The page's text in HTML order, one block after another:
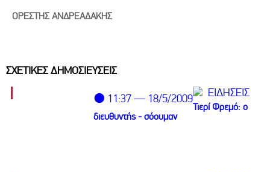
ΟΡΕΣΤΗΣ ΑΝΔΡΕΑΔΑΚΗΣ
ΣΧΕΤΙΚΕΣ ΔΗΜΟΣΙΕΥΣΕΙΣ
ΕΙΔΗΣΕΙΣ
⚫ 11:37 — 18/5/2009
Τιερί Φρεμό: ο
διευθυντής - σόουμαν